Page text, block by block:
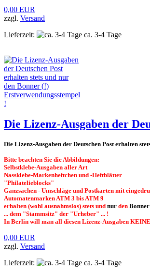
0,00 EUR
zzgl. Versand
Lieferzeit:
ca. 3-4 Tage
Die Lizenz-Ausgaben der
Die Lizenz-Ausgaben der Deutschen Post erhalten
Bitte beachten Sie die Abbildungen:
Selbstklebe-Ausgaben aller Art
Nassklebe-Markenheftchen und -Heftblätter
"Philatelieblocks"
Ganzsachen - Umschläge und Postkarten mit
Automatenmarken ATM 3 bis ATM 9
erhalten (wohl ausnahmslos) stets und nur den Bonner
... dem "Stammsitz" der "Urheber" ... !
In Berlin will man all diesen Lizenz-Ausgaben
0,00 EUR
zzgl. Versand
Lieferzeit:
ca. 3-4 Tage